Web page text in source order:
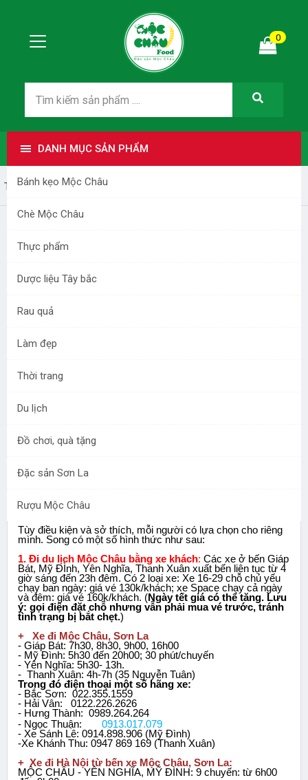
0
DANH MỤC SẢN PHẨM
Bánh kẹo Mộc Châu
Chè Mộc Châu
Thực phẩm
Dược liệu Tây bắc
Rau quả
Làm đẹp
Thời trang
Du lịch
Đồ chơi, quà tặng
Đặc sản Sơn La
Rượu Mộc Châu
Trang nhất Bài viết
Tư vấn phương tiện đi Mộc Châu
Thứ tư - 19/08/2015 23:19
có phương án di chuyển đến Mộc Châu của riêng mình.
Tùy điều kiện và sở thích, mỗi người có lựa chọn cho riêng
mình. Song có một số hình thức như sau:
1. Đi du lịch Mộc Châu bằng xe khách: Các xe ở bến Giáp
Bát, Mỹ ĐÌnh, Yên Nghĩa, Thanh Xuân xuất bến liên tục từ 4
giờ sáng đến 23h đêm. Có 2 loại xe: Xe 16-29 chỗ chủ yếu
chạy ban ngày: giá vé 130k/khách; xe Space chạy cả ngày
và đêm: giá vé 160k/khách. (Ngày tết giá có thể tăng. Lưu
ý: gọi điện đặt chỗ nhưng vẫn phải mua vé trước, tránh
tình trạng bị bắt chẹt.)
+ Xe đi Mộc Châu, Sơn La
- Giáp Bát: 7h30, 8h30, 9h00, 16h00
- Mỹ Đình: 5h30 đến 20h00; 30 phút/chuyến
- Yên Nghĩa: 5h30- 13h.
- Thanh Xuân: 4h-7h (35 Nguyễn Tuân)
Trong đó điện thoại một số hãng xe:
- Bắc Sơn: 022.355.1559
- Hải Vân: 0122.226.2626
- Hưng Thành: 0989.264.264
- Ngọc Thuận:
0913.017.079
- Xe Sánh Lê: 0914.898.906 (Mỹ Đình)
-Xe Khánh Thu: 0947 869 169 (Thanh Xuân)
+ Xe đi Hà Nội từ bến xe Mộc Châu, Sơn La:
MỘC CHÂU - YÊN NGHĨA, MỸ ĐÌNH: 9 chuyến: từ 6h00